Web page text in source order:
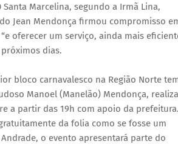
Marcelina, segundo a Irmã Lina,
Jean Mendonça firmou compromisso
oferecer um serviço, ainda mais
dias.
bloco carnavalesco na Região Norte
Manoel (Manelão) Mendonça,
a partir das 19h com apoio da
da folia como se fosse um
o evento apresentará parte do